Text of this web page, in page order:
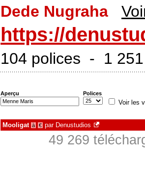
Dede Nugraha
https://
104 polices - 1
Aperçu Polices
Voir les
Mooligat à € par Denustudios
49 269